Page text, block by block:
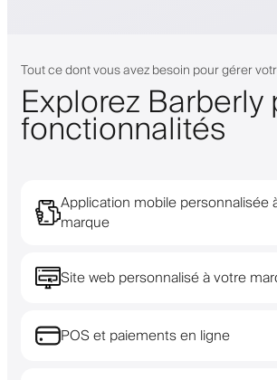
Tout ce dont vous avez besoin pour gérer
Explorez Barberly
fonctionnalités
Application mobile personnalisée
marque
Site web personnalisé à votre
POS et paiements en ligne